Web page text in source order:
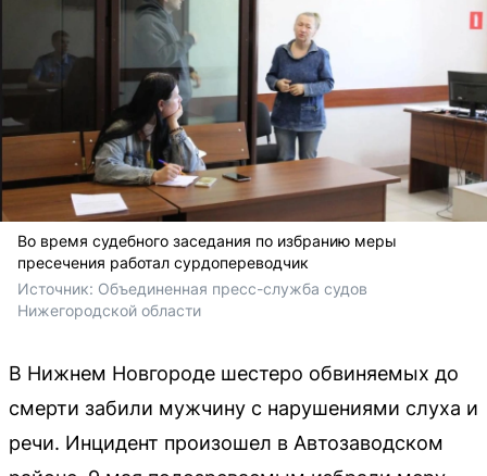
Во время судебного заседания по избранию меры
пресечения работал сурдопереводчик
Источник: Объединенная пресс-служба судов
Нижегородской области
В Нижнем Новгороде шестеро обвиняемых до
смерти забили мужчину с нарушениями слуха и
речи. Инцидент произошел в Автозаводском